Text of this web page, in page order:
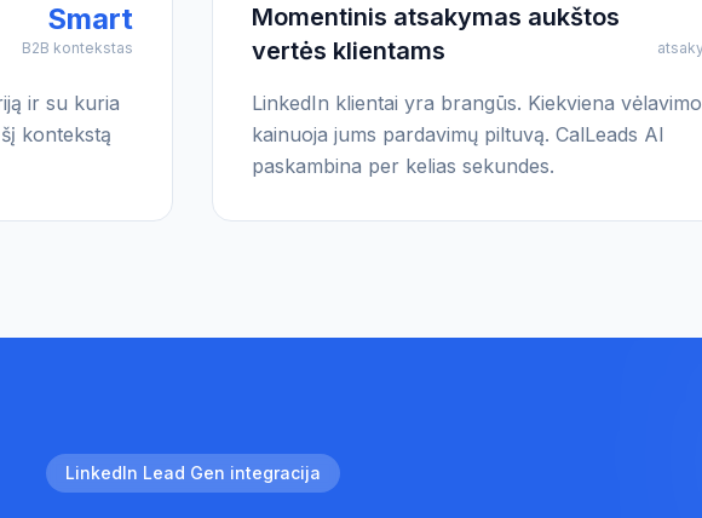
Smart
B2B kontekstas
ir su kuria
kontekstą
Momentinis atsakymas aukštos
vertės klientams
LinkedIn klientai yra brangūs. Kiekviena
kainuoja jums pardavimų piltuvą. CalLeads AI
paskambina per kelias sekundes.
LinkedIn Lead Gen integracija